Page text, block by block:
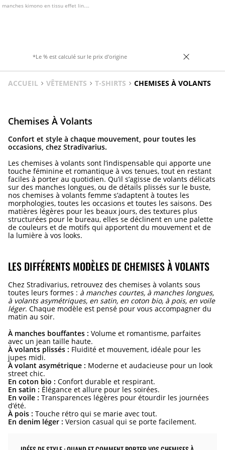
manches kimono en tissu effet lin.
*Le % est calculé sur le prix d'origine
ACCUEIL VÊTEMENTS T-SHIRTS CHEMISES À VOLANTS
Chemises À Volants
Confort et style à chaque mouvement, pour toutes les
occasions, chez Stradivarius.
Les chemises à volants sont l’indispensable qui apporte une
touche féminine et romantique à vos tenues, tout en restant
faciles à porter au quotidien. Qu’il s’agisse de volants délicats
sur des manches longues, ou de détails plissés sur le buste,
nos chemises à volants femme s’adaptent à toutes les
morphologies, toutes les occasions et toutes les saisons. Des
matières légères pour les beaux jours, des textures plus
structurées pour le bureau, elles se déclinent en une palette
de couleurs et de motifs qui apportent du mouvement et de
la lumière à vos looks.
LES DIFFÉRENTS MODÈLES DE CHEMISES À VOLANTS
Chez Stradivarius, retrouvez des chemises à volants sous
toutes leurs formes : à manches courtes, à manches longues,
à volants asymétriques, en satin, en coton bio, à pois, en voile
léger. Chaque modèle est pensé pour vous accompagner du
matin au soir.
À manches bouffantes : Volume et romantisme, parfaites
avec un jean taille haute.
À volants plissés : Fluidité et mouvement, idéale pour les
jupes midi.
À volant asymétrique : Moderne et audacieuse pour un look
street chic.
En coton bio : Confort durable et respirant.
En satin : Élégance et allure pour les soirées.
En voile : Transparences légères pour étourdir les journées
d’été.
À pois : Touche rétro qui se marie avec tout.
En denim léger : Version casual qui se porte facilement.